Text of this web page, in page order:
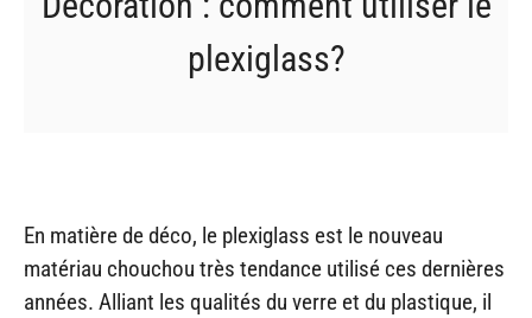
plexiglass?
En matière de déco, le plexiglass est le nouveau
matériau chouchou très tendance utilisé ces dernières
années. Alliant les qualités du verre et du plastique, il